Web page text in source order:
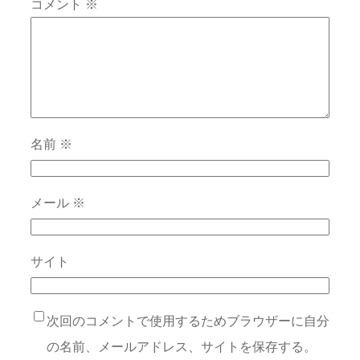
コメント ※
名前 ※
メール ※
サイト
次回のコメントで使用するためブラウザーに自分
の名前、メールアドレス、サイトを保存する。